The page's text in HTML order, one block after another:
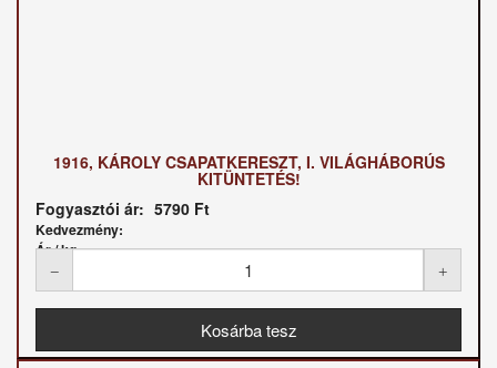
1916, KÁROLY CSAPATKERESZT, I. VILÁGHÁBORÚS
KITÜNTETÉS!
Fogyasztói ár: 5790 Ft
Kedvezmény:
Ár / kg: